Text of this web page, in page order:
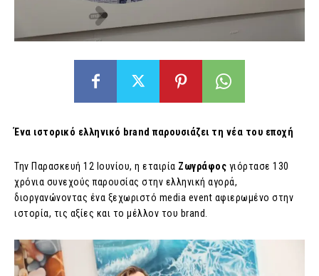
Ένα ιστορικό ελληνικό brand παρουσιάζει τη νέα του εποχή
Την Παρασκευή 12 Ιουνίου, η εταιρία Ζωγράφος γιόρτασε 130
χρόνια συνεχούς παρουσίας στην ελληνική αγορά,
διοργανώνοντας ένα ξεχωριστό media event αφιερωμένο στην
ιστορία, τις αξίες και το μέλλον του brand.